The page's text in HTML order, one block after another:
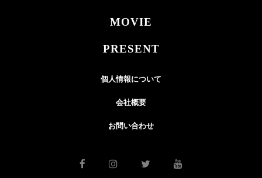
MOVIE
PRESENT
個人情報について
会社概要
お問い合わせ